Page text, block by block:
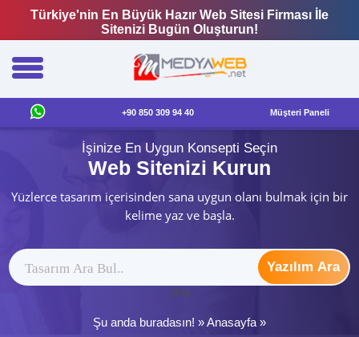
Türkiye'nin En Büyük Hazır Web Sitesi Firması İle
Sitenizi Bugün Oluşturun!
+90 850 309 94 40 Müşteri Paneli
İşinize En Uygun Konsepti Seçin
Web Sitenizi Kurun
Yüzlerce tasarım içerisinden sana uygun olanı bulmak için bir
kelime yaz ve başla.
Yazılım Ara
ytag
Şu anda buradasın! »Anasayfa »